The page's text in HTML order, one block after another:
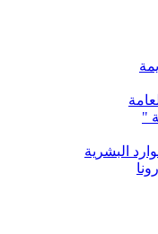
البشرية